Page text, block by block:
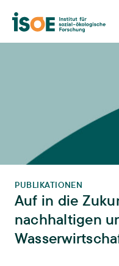
PUBLIKATIONEN
Auf in die
nachhaltigen